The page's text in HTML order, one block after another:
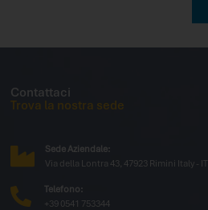
Contattaci
Trova la nostra sede
Sede Aziendale:
Via della Lontra 43, 47923 Rimini Italy - IT
Telefono:
+39 0541 753344